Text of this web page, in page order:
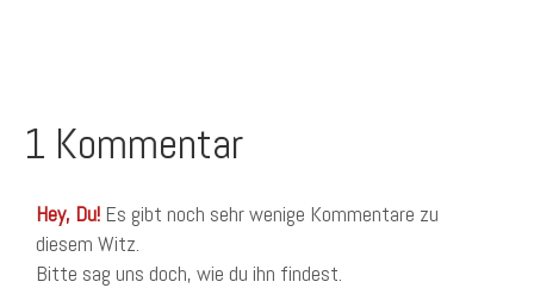
1 Kommentar
Hey, Du! Es gibt noch sehr wenige Kommentare zu
diesem Witz.
Bitte sag uns doch, wie du ihn findest.